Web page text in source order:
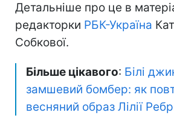
Детальніше про це в
редакторки РБК-Україна
Собкової.
Більше цікавого: Білі
замшевий бомбер: як
весняний образ Лілії